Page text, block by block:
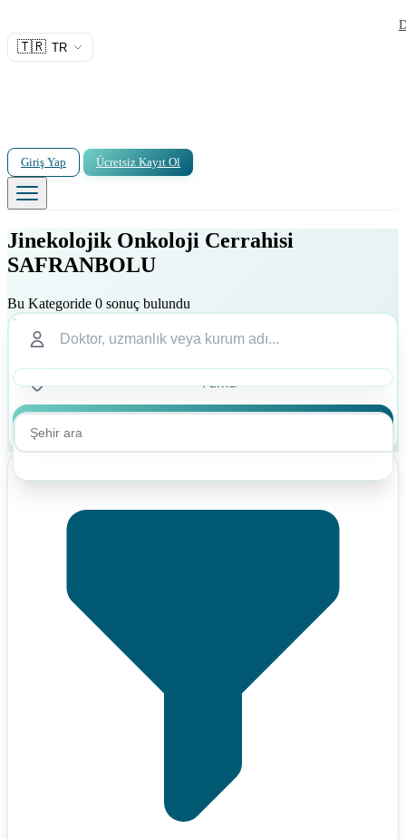
🇹🇷 TR
Giriş Yap Ücretsiz Kayıt Ol
Jinekolojik Onkoloji Cerrahisi
SAFRANBOLU
Bu Kategoride 0 sonuç bulundu